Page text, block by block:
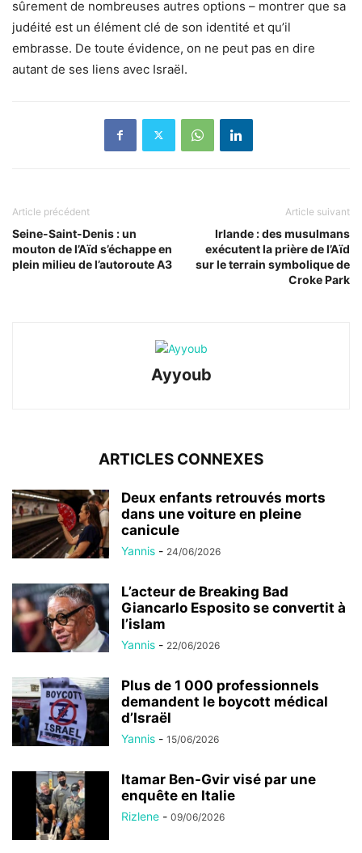
sûrement de nombreuses autres options – montrer que sa
judéité est un élément clé de son identité et qu’il
embrasse. De toute évidence, on ne peut pas en dire
autant de ses liens avec Israël.
Article précédent
Seine-Saint-Denis : un
mouton de l’Aïd s’échappe en
plein milieu de l’autoroute A3
Article suivant
Irlande : des musulmans
exécutent la prière de l’Aïd
sur le terrain symbolique de
Croke Park
Ayyoub
ARTICLES CONNEXES
Deux enfants retrouvés morts
dans une voiture en pleine
canicule
Yannis - 24/06/2026
L’acteur de Breaking Bad
Giancarlo Esposito se convertit à
l’islam
Yannis - 22/06/2026
Plus de 1 000 professionnels
demandent le boycott médical
d’Israël
Yannis - 15/06/2026
Itamar Ben-Gvir visé par une
enquête en Italie
Rizlene - 09/06/2026